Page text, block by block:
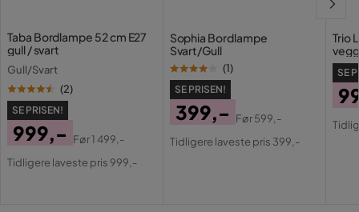
Taba Bordlampe 52 cm E27
gull / svart
Gull/Svart
(2)
SE PRISEN!
Pris
999,-
Original
Før1 499,-
Tidligere laveste pris 999,-
Sophia Bordlampe
Svart/Gull
(1)
SE PRISEN!
Pris
399,-
Original
Før599,-
Tidligere laveste pris 399,-
Trio
SE